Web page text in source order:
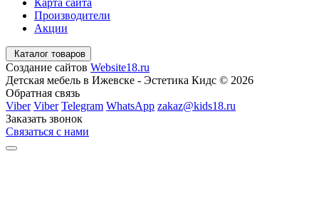
Карта сайта
Производители
Акции
Каталог товаров
Создание сайтов Website18.ru
Детская мебель в Ижевске - Эстетика Кидс © 2026
Обратная связь
Viber Viber Telegram WhatsApp zakaz@kids18.ru
Заказать звонок
Связаться с нами